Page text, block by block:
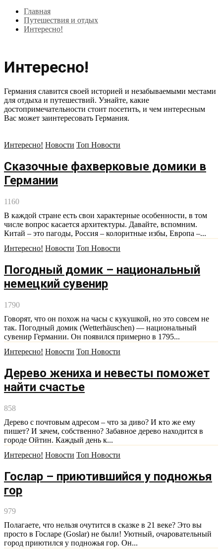
Главная
Путешествия и отдых
Интересно!
Интересно!
Германия славится своей историей и незабываемыми местами
для отдыха и путешествий. Узнайте, какие
достопримечательности стоит посетить, и чем интересным
Вас может заинтересовать Германия.
Интересно! Новости Топ Новости
Сказочные фахверковые домики в
Германии
1160
В каждой стране есть свои характерные особенности, в том
числе вопрос касается архитектуры. Давайте, вспомним.
Китай – это пагоды, Россия – колоритные избы, Европа –...
Интересно! Новости Топ Новости
Погодный домик – национальный
немецкий сувенир
1790
Говорят, что он похож на часы с кукушкой, но это совсем не
так. Погодный домик (Wetterhäuschen) — национальный
сувенир Германии. Он появился примерно в 1795...
Интересно! Новости Топ Новости
Дерево жениха и невесты поможет
найти счастье
858
Дерево с почтовым адресом – что за диво? И кто же ему
пишет? И зачем, собственно? Забавное дерево находится в
городе Ойтин. Каждый день к...
Интересно! Новости Топ Новости
Гослар – приютившийся у подножья
гор
979
Полагаете, что нельзя очутится в сказке в 21 веке? Это вы
просто в Госларе (Goslar) не были! Уютный, очаровательный
город приютился у подножья гор. Он...